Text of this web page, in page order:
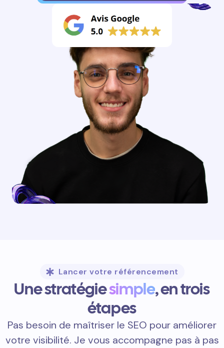
Lancer votre référencement
Une stratégiesimple, en trois
étapes
Pas besoin de maîtriser le SEO pour améliorer
votre visibilité. Je vous accompagne pas à pas